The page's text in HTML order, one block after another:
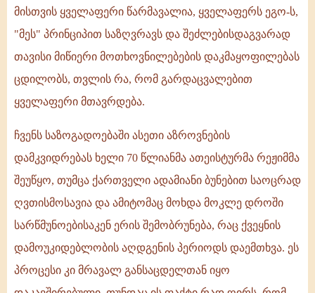
მისთვის ყველაფერი წარმავალია, ყველაფერს ეგო-ს,
"მეს" პრინციპით საზღვრავს და შეძლებისდაგვარად
თავისი მიწიერი მოთხოვნილებების დაკმაყოფილებას
ცდილობს, თვლის რა, რომ გარდაცვალებით
ყველაფერი მთავრდება.
ჩვენს საზოგადოებაში ასეთი აზროვნების
დამკვიდრებას ხელი 70 წლიანმა ათეისტურმა რეჟიმმა
შეუწყო, თუმცა ქართველი ადამიანი ბუნებით საოცრად
ღვთისმოსავია და ამიტომაც მოხდა მოკლე დროში
სარწმუნოებისაკენ ერის შემობრუნება, რაც ქვეყნის
დამოუკიდებლობის აღდგენის პერიოდს დაემთხვა. ეს
პროცესი კი მრავალ განსაცდელთან იყო